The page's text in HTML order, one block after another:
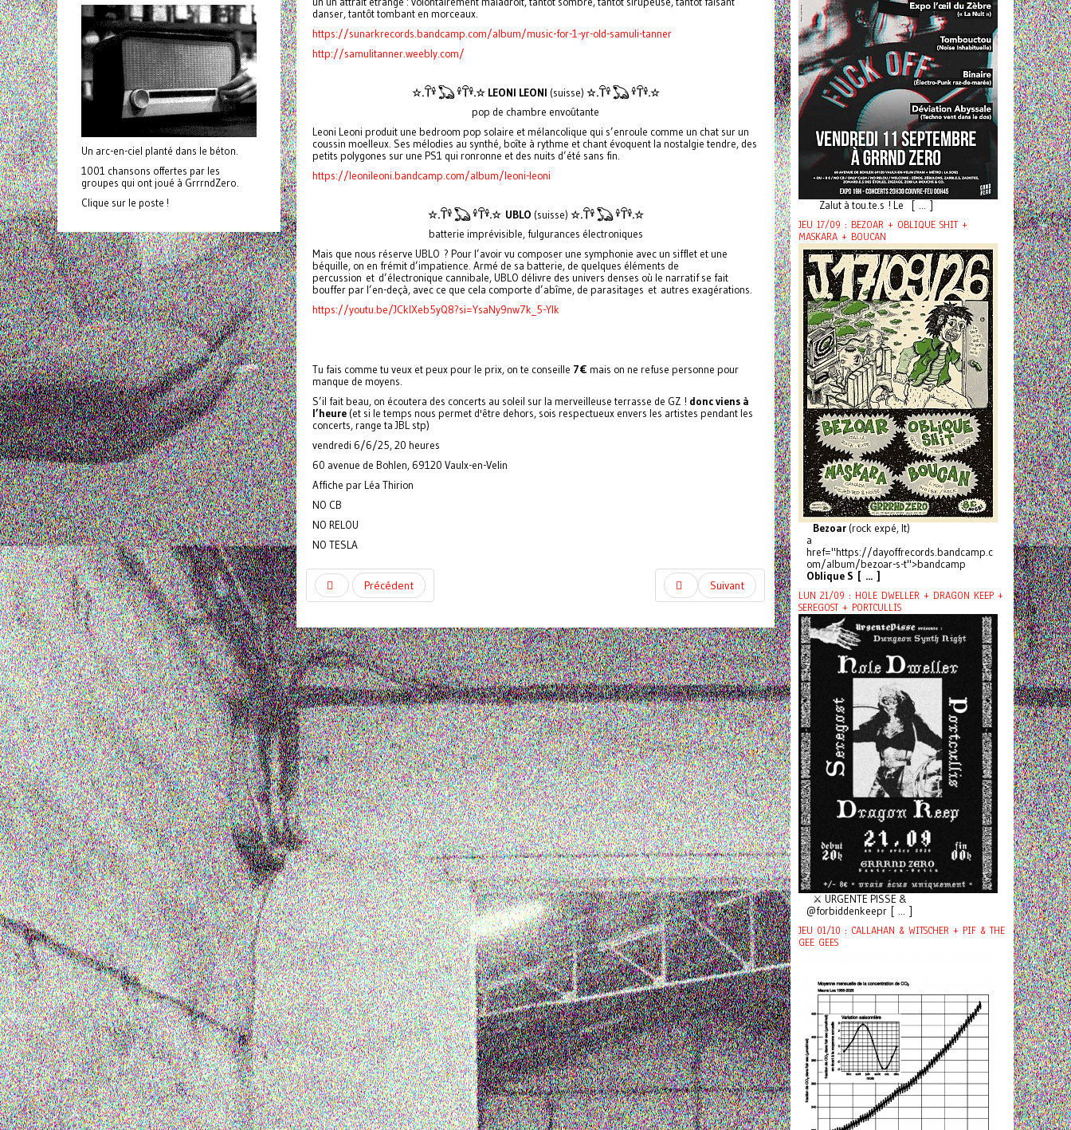
danser, tantôt tombant en morceaux.
https://sunarkrecords.bandcamp.com/album/music-for-1-yr-old-samuli-tanner
http://samulitanner.weebly.com/
☆.𓋼𓍊 𓆏 𓍊𓋼𓍊.☆LEONI LEONI (suisse) ☆.𓋼𓍊 𓆏 𓍊𓋼𓍊.☆
pop de chambre envoûtante
Leoni Leoni produit une bedroom pop solaire et mélancolique qui s’enroule comme un chat sur un
coussin moelleux. Ses mélodies au synthé, boîte à rythme et chant évoquent la nostalgie tendre, des
petits polygones sur une PS1 qui ronronne et des nuits d’été sans fin.
https://leonileoni.bandcamp.com/album/leoni-leoni
☆.𓋼𓍊 𓆏 𓍊𓋼𓍊.☆UBLO (suisse) ☆.𓋼𓍊 𓆏 𓍊𓋼𓍊.☆
batterie imprévisible, fulgurances électroniques
Mais que nous réserve UBLO ? Pour l’avoir vu composer une symphonie avec un sifflet et une
béquille, on en frémit d’impatience. Armé de sa batterie, de quelques éléments de
percussion et d’électronique cannibale, UBLO délivre des univers denses où le narratif se fait
bouffer par l’en-deçà, avec ce que cela comporte d’abîme, de parasitages et autres exagérations.
https://youtu.be/JCklXeb5yQ8?si=YsaNy9nw7k_5-YIk
Tu fais comme tu veux et peux pour le prix, on te conseille 7€ mais on ne refuse personne pour
manque de moyens.
S’il fait beau, on écoutera des concerts au soleil sur la merveilleuse terrasse de GZ ! donc viens à
l’heure (et si le temps nous permet d'être dehors, sois respectueux envers les artistes pendant les
concerts, range ta JBL stp)
vendredi 6/6/25, 20 heures
60 avenue de Bohlen, 69120 Vaulx-en-Velin
Affiche par Léa Thirion
NO CB
NO RELOU
NO TESLA
Précédent Suivant
Un arc-en-ciel planté dans le béton.
1001 chansons offertes par les
groupes qui ont joué à GrrrndZero.
Clique sur le poste !
Zalut à tou.te.s ! Le [ ... ]
JEU 17/09 : BEZOAR + OBLIQUE SHIT +
MASKARA + BOUCAN
Bezoar (rock expé, It)
a
href="https://dayoffrecords.bandcamp.c
om/album/bezoar-s-t">bandcamp
Oblique S [ ... ]
LUN 21/09 : HOLE DWELLER + DRAGON KEEP +
SEREGOST + PORTCULLIS
⚔️ URGENTE PISSE &
@forbiddenkeepr [ ... ]
JEU 01/10 : CALLAHAN & WITSCHER + PIF & THE
GEE GEES